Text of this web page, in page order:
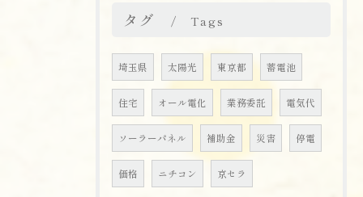
タグ Tags
埼玉県 太陽光 東京都 蓄電池
住宅 オール電化 業務委託 電気代
ソーラーパネル 補助金 災害 停電
価格 ニチコン 京セラ